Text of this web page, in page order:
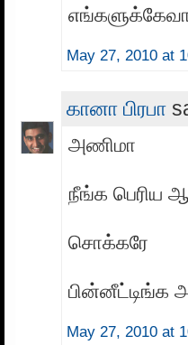
May 27, 2010 at
கானா பிரபா
அணிமா
நீங்க பெரிய
சொக்கரே
பின்னீட்டிங்க
May 27, 2010 at